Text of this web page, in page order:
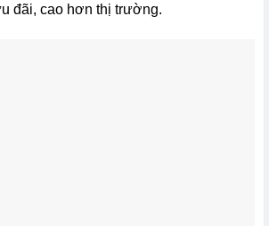
đãi, cao hơn thị trường.